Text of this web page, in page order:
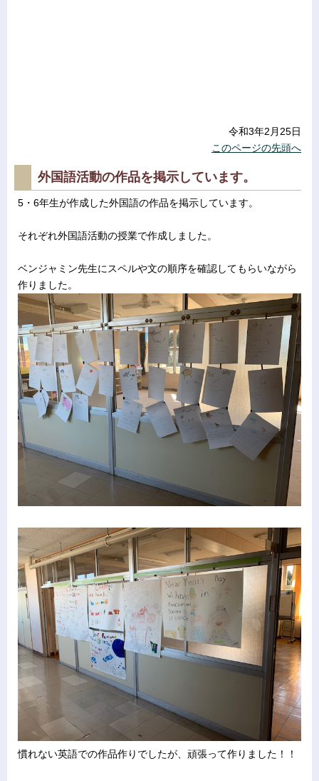
令和3年2月25日
このページの先頭へ
外国語活動の作品を掲示しています。
5・6年生が作成した外国語の作品を掲示しています。
それぞれ外国語活動の授業で作成しました。
ベンジャミン先生にスペルや文の順序を確認してもらいながら
作りました。
慣れない英語での作品作りでしたが、頑張って作りました！！